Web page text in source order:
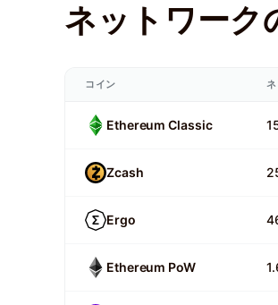
ネットワーク
コイン
Ethereum Classic
Zcash
Ergo
Ethereum PoW